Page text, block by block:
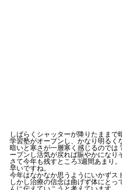
しばらくシャッターが降りたままで
学習塾がオープンし、かなり明るく
暗いと寒さが一層寒く感じるのでは
ープンし活気が戻れば賑やかになり
さて今年も残すところ3週間あまり。
早いですね。
今年はなかなか思うようにいかずス
しかし治療の信念は曲げず体にとっ